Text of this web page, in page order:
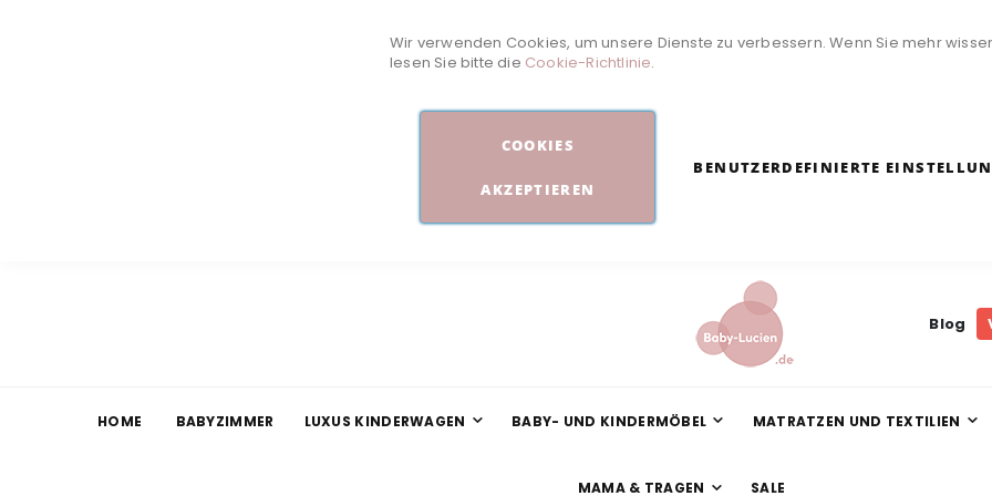
Wir verwenden Cookies, um unsere Dienste zu verbessern. Wenn Sie mehr
lesen Sie bitte die Cookie-Richtlinie.
COOKIES
AKZEPTIEREN
BENUTZERDEFINIERTE
Blog
HOME BABYZIMMER LUXUS KINDERWAGEN BABY- UND KINDERMÖBEL MATRATZEN UND TEXTILIEN
MAMA & TRAGEN SALE